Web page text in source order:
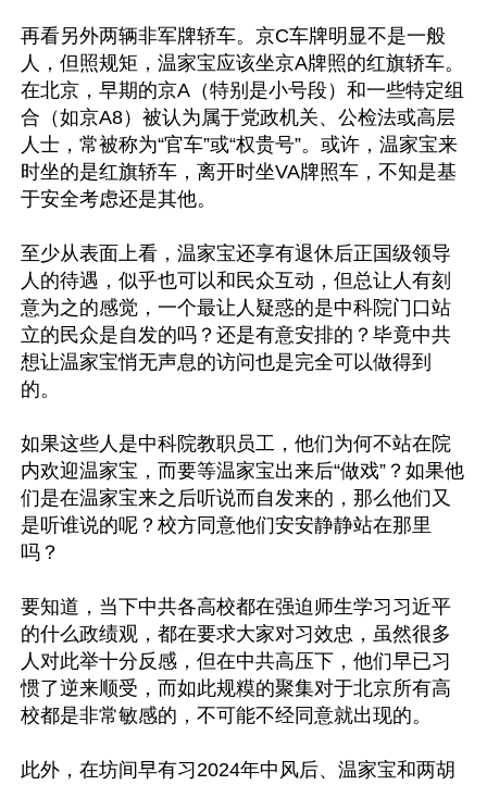
再看另外两辆非军牌轿车。京C车牌明显不是一般
人，但照规矩，温家宝应该坐京A牌照的红旗轿车。
在北京，早期的京A（特别是小号段）和一些特定组
合（如京A8）被认为属于党政机关、公检法或高层
人士，常被称为“官车”或“权贵号”。或许，温家宝来
时坐的是红旗轿车，离开时坐VA牌照车，不知是基
于安全考虑还是其他。
至少从表面上看，温家宝还享有退休后正国级领导
人的待遇，似乎也可以和民众互动，但总让人有刻
意为之的感觉，一个最让人疑惑的是中科院门口站
立的民众是自发的吗？还是有意安排的？毕竟中共
想让温家宝悄无声息的访问也是完全可以做得到
的。
如果这些人是中科院教职员工，他们为何不站在院
内欢迎温家宝，而要等温家宝出来后“做戏”？如果他
们是在温家宝来之后听说而自发来的，那么他们又
是听谁说的呢？校方同意他们安安静静站在那里
吗？
要知道，当下中共各高校都在强迫师生学习习近平
的什么政绩观，都在要求大家对习效忠，虽然很多
人对此举十分反感，但在中共高压下，他们早已习
惯了逆来顺受，而如此规糢的聚集对于北京所有高
校都是非常敏感的，不可能不经同意就出现的。
此外，在坊间早有习2024年中风后、温家宝和两胡